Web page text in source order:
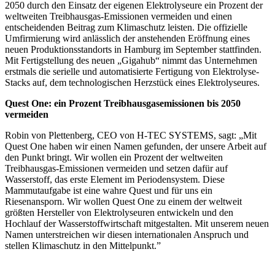
2050 durch den Einsatz der eigenen Elektrolyseure ein Prozent der
weltweiten Treibhausgas-Emissionen vermeiden und einen
entscheidenden Beitrag zum Klimaschutz leisten. Die offizielle
Umfirmierung wird anlässlich der anstehenden Eröffnung eines
neuen Produktionsstandorts in Hamburg im September stattfinden.
Mit Fertigstellung des neuen „Gigahub“ nimmt das Unternehmen
erstmals die serielle und automatisierte Fertigung von Elektrolyse-
Stacks auf, dem technologischen Herzstück eines Elektrolyseures.
Quest One: ein Prozent Treibhausgasemissionen bis 2050
vermeiden
Robin von Plettenberg, CEO von H-TEC SYSTEMS, sagt: „Mit
Quest One haben wir einen Namen gefunden, der unsere Arbeit auf
den Punkt bringt. Wir wollen ein Prozent der weltweiten
Treibhausgas-Emissionen vermeiden und setzen dafür auf
Wasserstoff, das erste Element im Periodensystem. Diese
Mammutaufgabe ist eine wahre Quest und für uns ein
Riesenansporn. Wir wollen Quest One zu einem der weltweit
größten Hersteller von Elektrolyseuren entwickeln und den
Hochlauf der Wasserstoffwirtschaft mitgestalten. Mit unserem neuen
Namen unterstreichen wir diesen internationalen Anspruch und
stellen Klimaschutz in den Mittelpunkt.”